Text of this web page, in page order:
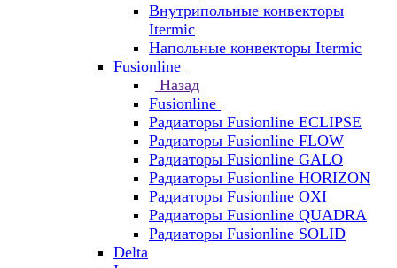
Внутрипольные конвекторы
Itermic
Напольные конвекторы Itermic
Fusionline
Назад
Fusionline
Радиаторы Fusionline ECLIPSE
Радиаторы Fusionline FLOW
Радиаторы Fusionline GALO
Радиаторы Fusionline HORIZON
Радиаторы Fusionline OXI
Радиаторы Fusionline QUADRA
Радиаторы Fusionline SOLID
Delta